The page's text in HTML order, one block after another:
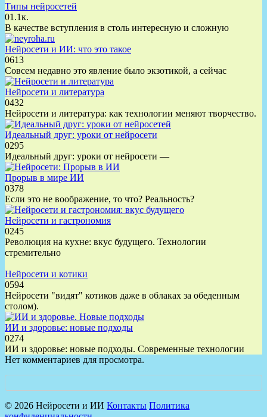
Типы нейросетей
01.1к.
В качестве вступления в столь интересную и сложную
Нейросети и ИИ: что это такое
0613
Совсем недавно это явление было экзотикой, а сейчас
Нейросети и литература
0432
Нейросети и литература: как технологии меняют творчество.
Идеальный друг: уроки от нейросети
0295
Идеальный друг: уроки от нейросети —
Прорыв в мире ИИ
0378
Если это не воображение, то что? Реальность?
Нейросети и гастрономия
0245
Революция на кухне: вкус будущего. Технологии
стремительно
Нейросети и котики
0594
Нейросети "видят" котиков даже в облаках за обеденным
столом).
ИИ и здоровье: новые подходы
0274
ИИ и здоровье: новые подходы. Современные технологии
Нет комментариев для просмотра.
© 2026 Нейросети и ИИ Контакты Политика